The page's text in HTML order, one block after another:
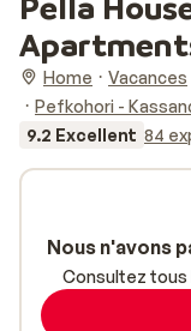
Home Vacances
Pefkohori -
9.2 Excellent 84
Nous n'avons
Consultez tous